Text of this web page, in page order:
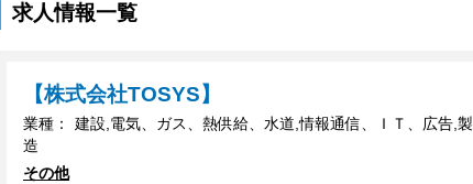
求人情報一覧
【株式会社TOSYS】
業種：
建設,電気、ガス、熱供給、水道,情報通信、ＩＴ、広告,製
造
その他